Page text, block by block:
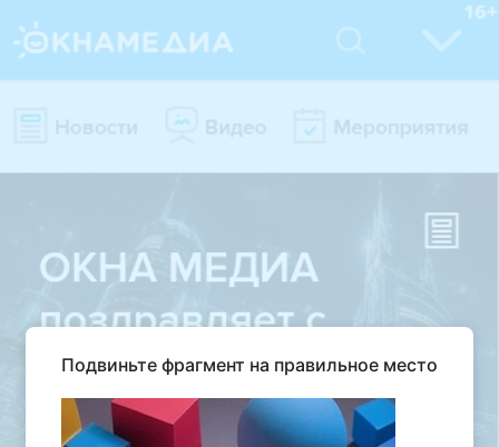
Подвиньте фрагмент на правильное место